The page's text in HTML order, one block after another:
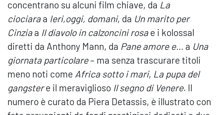
concentrano su alcuni film chiave, da La
ciociaraa Ieri,oggi, domani, da Un marito per
Cinziaa Il diavolo in calzoncini rosae i kolossal
diretti da Anthony Mann, da Pane amore e… a Una
giornata particolare– ma senza trascurare titoli
meno noti come Africa sotto i mari, La pupa del
gangstere il meraviglioso Il segno di Venere. Il
numero è curato da Piera Detassis, è illustrato con